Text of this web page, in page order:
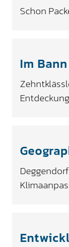
Schon
Im